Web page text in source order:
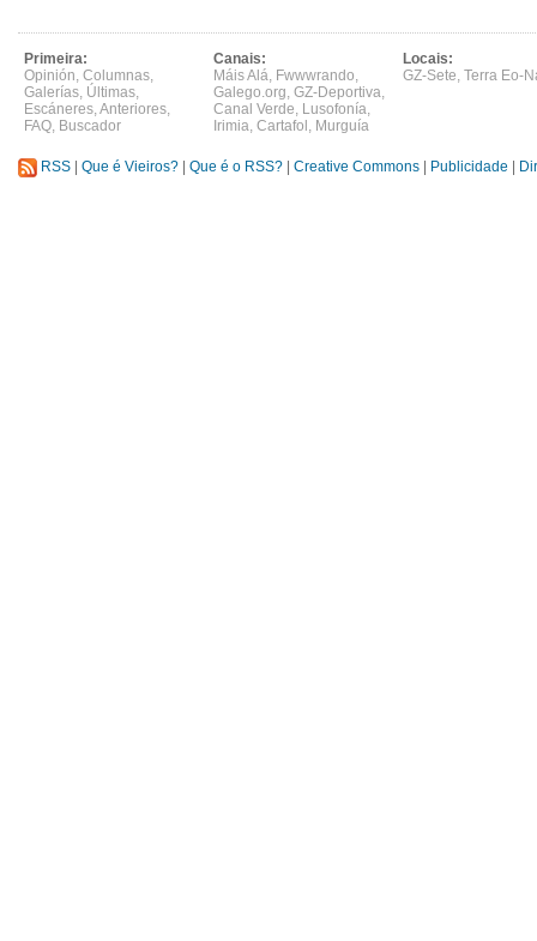
Primeira:
Opinión, Columnas,
Galerías, Últimas,
Escáneres,Anteriores,
FAQ, Buscador
Canais:
Máis Alá, Fwwwrando,
Galego.org, GZ-Deportiva,
Canal Verde, Lusofonía,
Irimia, Cartafol , Murguía
Locais:
GZ-Sete, Terra Eo-
RSS Que é Vieiros? Que é o RSS? Creative Commons Publicidade